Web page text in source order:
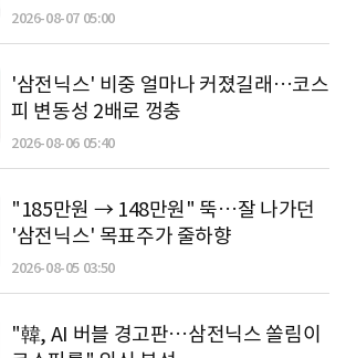
2026-08-07 05:00
'삼전닉스' 비중 얼마나 커졌길래…코스
피 변동성 2배로 껑충
2026-08-06 05:40
"185만원 → 148만원" 뚝…잘 나가던
'삼전닉스' 목표주가 줄하향
2026-08-05 03:50
"韓, AI 버블 경고판…삼전닉스 쏠림이